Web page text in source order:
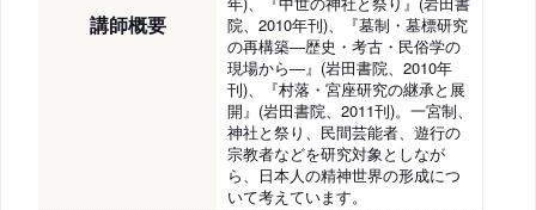
講師概要
院、2010年刊)、『墓制・墓標研究
の再構築―歴史・考古・民俗学の
現場から―』(岩田書院、2010年
刊)、『村落・宮座研究の継承と展
開』(岩田書院、2011刊)。一宮制、
神社と祭り、民間芸能者、遊行の
宗教者などを研究対象としなが
ら、日本人の精神世界の形成につ
いて考えています。